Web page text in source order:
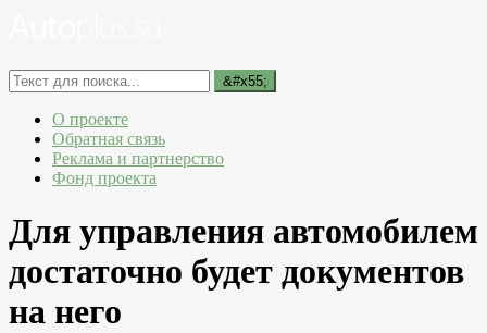
О проекте
Обратная связь
Реклама и партнерство
Фонд проекта
Для управления автомобилем
достаточно будет документов
на него